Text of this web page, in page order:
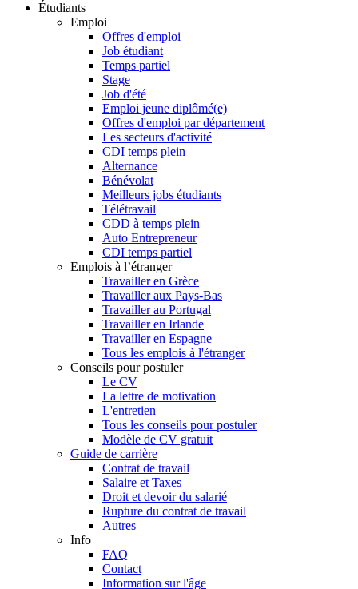
Étudiants
Emploi
Offres d'emploi
Job étudiant
Temps partiel
Stage
Job d'été
Emploi jeune diplômé(e)
Offres d'emploi par département
Les secteurs d'activité
CDI temps plein
Alternance
Bénévolat
Meilleurs jobs étudiants
Télétravail
CDD à temps plein
Auto Entrepreneur
CDI temps partiel
Emplois à l’étranger
Travailler en Grèce
Travailler aux Pays-Bas
Travailler au Portugal
Travailler en Irlande
Travailler en Espagne
Tous les emplois à l'étranger
Conseils pour postuler
Le CV
La lettre de motivation
L'entretien
Tous les conseils pour postuler
Modèle de CV gratuit
Guide de carrière
Contrat de travail
Salaire et Taxes
Droit et devoir du salarié
Rupture du contrat de travail
Autres
Info
FAQ
Contact
Information sur l'âge